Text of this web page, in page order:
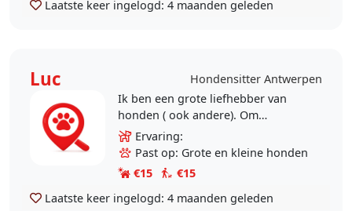
Laatste keer ingelogd: 4 maanden geleden
Luc
Hondensitter Antwerpen
Ik ben een grote liefhebber van
honden ( ook andere). Om
mrdische redenen dien ik veel re
wandelen maar het is gezelliger
met een viervoeter erbij. U..
Ervaring:
Past op: Grote en kleine honden
€15
€15
Laatste keer ingelogd: 4 maanden geleden